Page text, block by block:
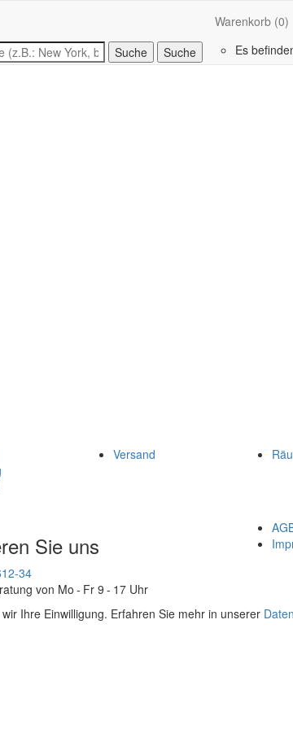
Suche
Warenkorb (0)
Es
Versand
Sie uns
34
von Mo - Fr 9 - 17 Uhr
Ihre Einwilligung. Erfahren Sie mehr in unserer